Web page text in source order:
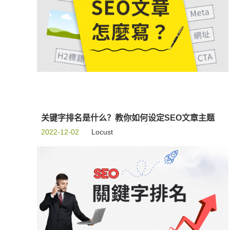
关键字排名是什么？教你如何设定SEO文章主题
2022-12-02 Locust